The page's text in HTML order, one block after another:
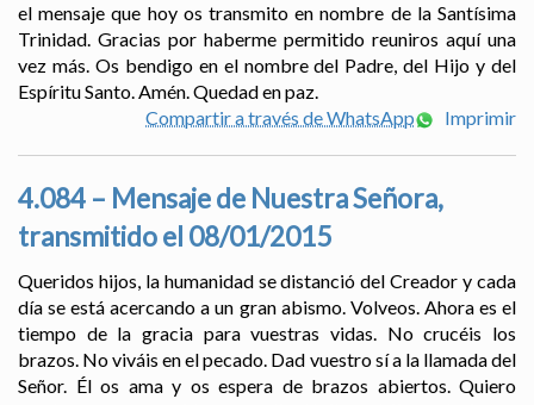
el mensaje que hoy os transmito en nombre de la Santísima
Trinidad. Gracias por haberme permitido reuniros aquí una
vez más. Os bendigo en el nombre del Padre, del Hijo y del
Espíritu Santo. Amén. Quedad en paz.
Compartir a través de WhatsApp
Imprimir
4.084 – Mensaje de Nuestra Señora,
transmitido el 08/01/2015
Queridos hijos, la humanidad se distanció del Creador y cada
día se está acercando a un gran abismo. Volveos. Ahora es el
tiempo de la gracia para vuestras vidas. No crucéis los
brazos. No viváis en el pecado. Dad vuestro sí a la llamada del
Señor. Él os ama y os espera de brazos abiertos. Quiero